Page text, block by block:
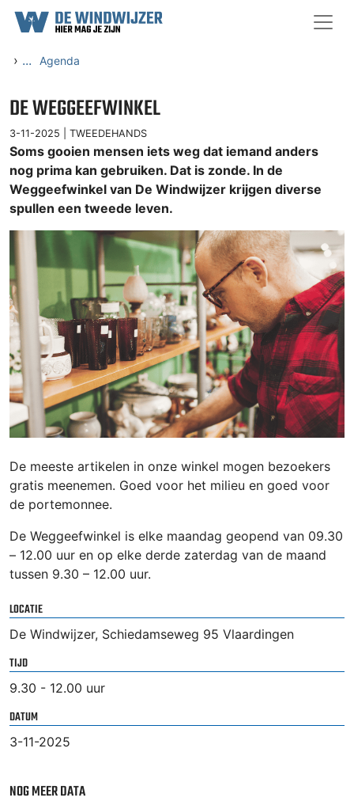
Ga naar content
› ... Agenda
DE WEGGEEFWINKEL
3-11-2025 | TWEEDEHANDS
Soms gooien mensen iets weg dat iemand anders
nog prima kan gebruiken. Dat is zonde. In de
Weggeefwinkel van De Windwijzer krijgen diverse
spullen een tweede leven.
De meeste artikelen in onze winkel mogen bezoekers
gratis meenemen. Goed voor het milieu en goed voor
de portemonnee.
De Weggeefwinkel is elke maandag geopend van 09.30
– 12.00 uur en op elke derde zaterdag van de maand
tussen 9.30 – 12.00 uur.
LOCATIE
De Windwijzer, Schiedamseweg 95 Vlaardingen
TIJD
9.30 - 12.00 uur
DATUM
3-11-2025
NOG MEER DATA